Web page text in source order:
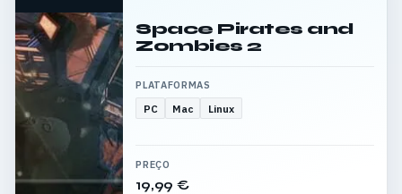
Space Pirates and
Zombies 2
PLATAFORMAS
PC Mac Linux
PREÇO
19,99 €